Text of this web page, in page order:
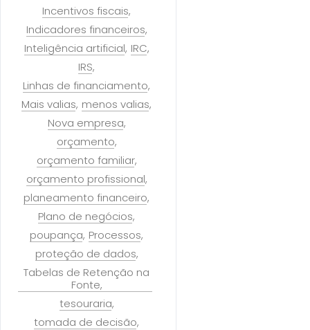
Incentivos fiscais
Indicadores financeiros
Inteligência artificial IRC
IRS
Linhas de financiamento
Mais valias menos valias
Nova empresa
orçamento
orçamento familiar
orçamento profissional
planeamento financeiro
Plano de negócios
poupança Processos
proteção de dados
Tabelas de Retenção na
Fonte
tesouraria
tomada de decisão